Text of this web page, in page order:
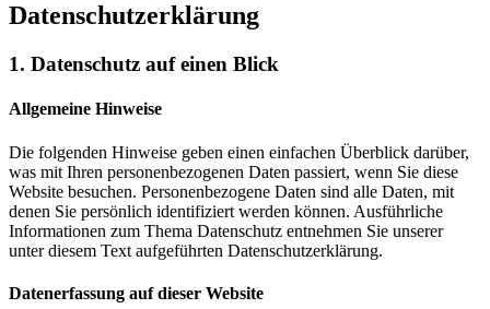
Datenschutz­erklärung
1. Datenschutz auf einen Blick
Allgemeine Hinweise
Die folgenden Hinweise geben einen einfachen Überblick darüber,
was mit Ihren personenbezogenen Daten passiert, wenn Sie diese
Website besuchen. Personenbezogene Daten sind alle Daten, mit
denen Sie persönlich identifiziert werden können. Ausführliche
Informationen zum Thema Datenschutz entnehmen Sie unserer
unter diesem Text aufgeführten Datenschutzerklärung.
Datenerfassung auf dieser Website